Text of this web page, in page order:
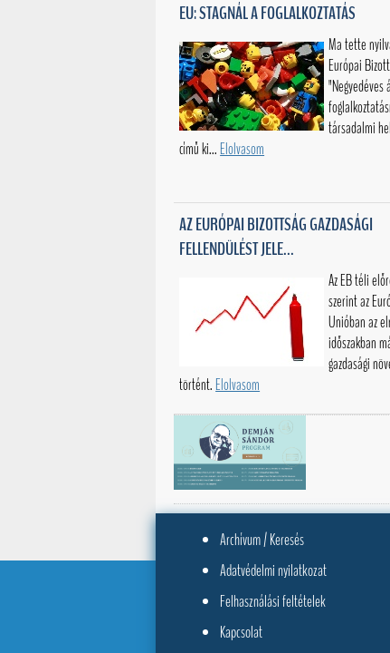
EU: STAGNÁL A FOGLALKOZTATÁS
Ma tette
Európai
társadalmi
című ki... Elolvasom
AZ EURÓPAI BIZOTTSÁG GAZDASÁGI
FELLENDÜLÉST JELE...
Az EB téli
szerint az
Unióban az
időszakban
gazdasági
történt. Elolvasom
Archívum / Keresés
Adatvédelmi nyilatkozat
Felhasználási feltételek
Kapcsolat